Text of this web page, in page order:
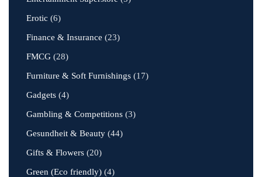
Erotic (6)
Finance & Insurance (23)
FMCG (28)
Furniture & Soft Furnishings (17)
Gadgets (4)
Gambling & Competitions (3)
Gesundheit & Beauty (44)
Gifts & Flowers (20)
Green (Eco friendly) (4)